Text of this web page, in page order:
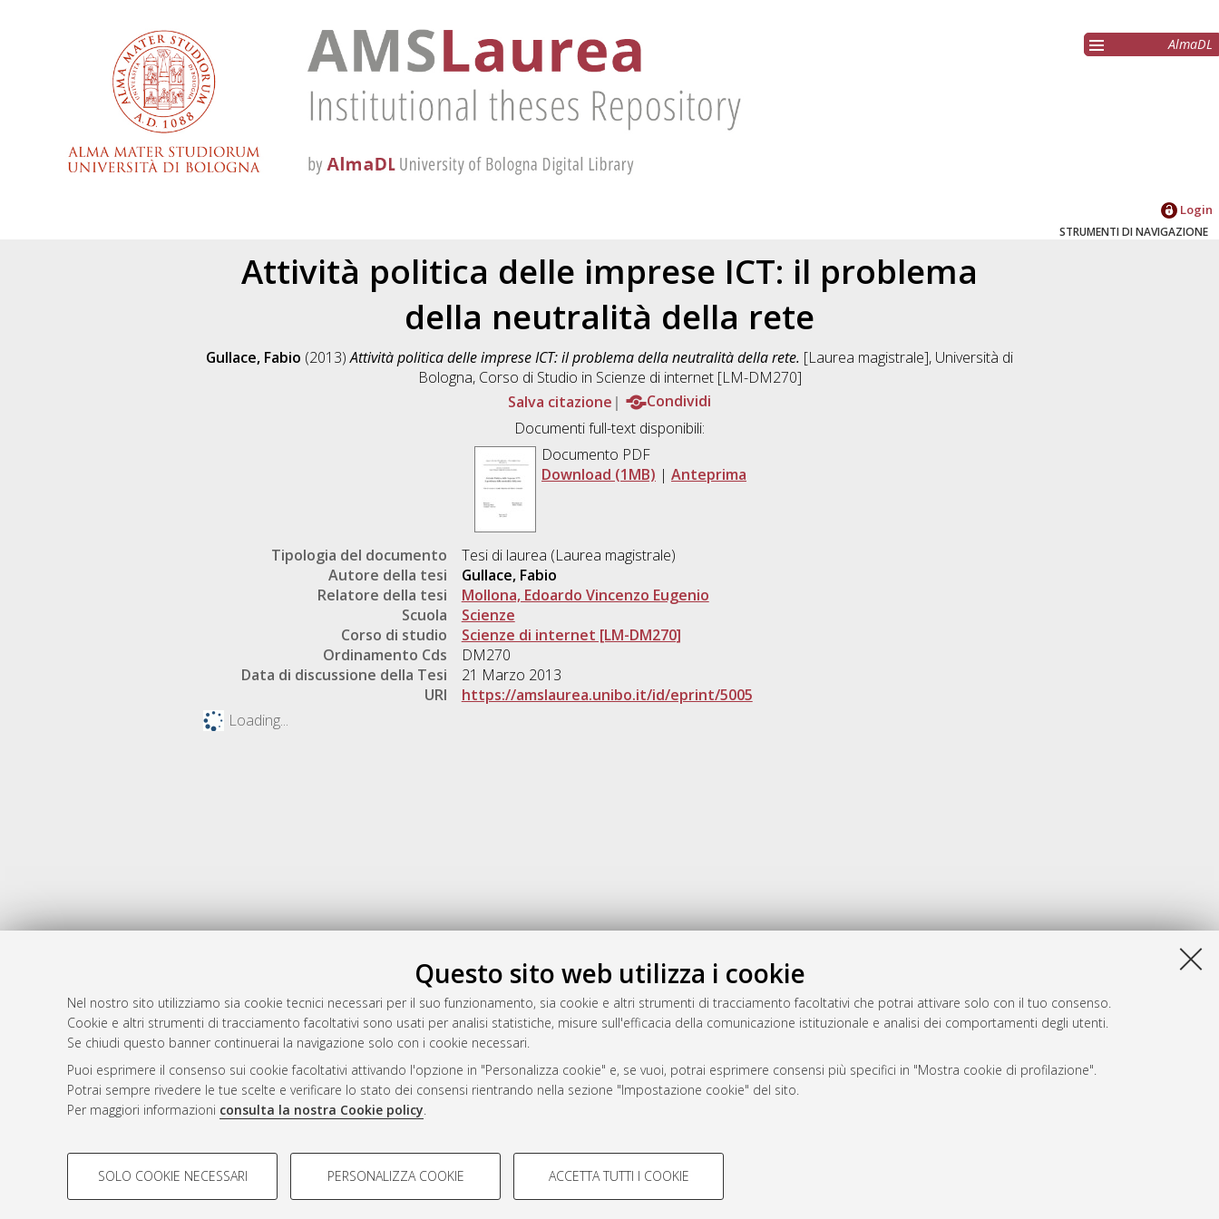
Questo sito web utilizza i cookie
Nel nostro sito utilizziamo sia cookie tecnici necessari per il suo funzionamento, sia cookie e altri strumenti di tracciamento facoltativi che potrai attivare solo con il tuo consenso.
Cookie e altri strumenti di tracciamento facoltativi sono usati per analisi statistiche, misure sull'efficacia della comunicazione istituzionale e analisi dei comportamenti degli utenti.
Se chiudi questo banner continuerai la navigazione solo con i cookie necessari.
Puoi esprimere il consenso sui cookie facoltativi attivando l'opzione in "Personalizza cookie" e, se vuoi, potrai esprimere consensi più specifici in "Mostra cookie di profilazione".
Potrai sempre rivedere le tue scelte e verificare lo stato dei consensi rientrando nella sezione "Impostazione cookie" del sito.
Per maggiori informazioni consulta la nostra Cookie policy.
COOKIE DI PROFILAZIONE - FACOLTATIVI COOKIE TECNICI - NECESSARI
SOLO COOKIE NECESSARI PERSONALIZZA COOKIE ACCETTA TUTTI I COOKIE
AlmaDL
Login
STRUMENTI DI NAVIGAZIONE
Attività politica delle imprese ICT: il problema
della neutralità della rete
Gullace, Fabio (2013)Attività politica delle imprese ICT: il problema della neutralità della rete. [Laurea magistrale], Università di
Bologna, Corso di Studio in Scienze di internet [LM-DM270]
Salva citazione
Condividi
Documenti full-text disponibili:
Documento PDF
Download (1MB) | Anteprima
Tipologia del documento
Tesi di laurea (Laurea magistrale)
Autore della tesi
Gullace, Fabio
Relatore della tesi
Mollona, Edoardo Vincenzo Eugenio
Scuola
Scienze
Corso di studio
Scienze di internet [LM-DM270]
Ordinamento Cds
DM270
Data di discussione della Tesi
21 Marzo 2013
URI
https://amslaurea.unibo.it/id/eprint/5005
Loading...
Gestione del documento:
Atom
Rss 1.0
Rss 2.0
AMS Laurea
Servizio implementato e gestito da
Impostazioni Cookie
Informativa sulla privacy
Condizioni d’uso del sito
© ALMA MATER STUDIORUM - Università di Bologna, 2007-2026.